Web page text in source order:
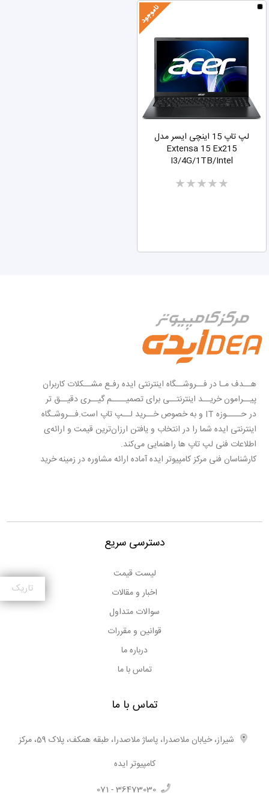
لوازم جانبی لپ تاپ
لپ تاپ 15 اینچی ایسر مدل
Extensa 15 Ex215
I3/4G/1TB/Intel
Two
هــدف مـا در فــروشــگاه اینترنتی ایده رفـع مشــکلات کاربران
پیــرامون خریــد اینترنتــی برای تصمیــــم گیــری دقیــق تر
در حــــوزه IT و به خصوص خــرید لــپ تاپ است.فــروشـگاه
اینترنتی ایده شما را در انتخاب و یافتن ارزان‌ترین قیمت و ارائه‌ی
اطلاعات فنی لپ تاپ ها راهنمایی می‌کند.
کارشناسان فنی مرکز کامپیوتر ایده آماده ارائه مشاوره در زمینه خرید
تخصصی بررسی می‌شوند تا شما کاربران بتوانید با اطلاعات دقیق‌تر
توانید با دنبال کردن پیج اینستاگرام مرکز کامپیوتر ایده به آدرس
روزترین محصولات در حوزه IT را مشاهده و از اطلاعات دقیق و
بخش محصولات فروشگاه اینترنتی ایده مرجعی برای اطلاع از
قیمت روز لپ تاپ ، مقایسه مشخصات فنی و بحث و تبادل‌ نظر در
دسترسی سریع
لیست قیمت
اخبار و مقالات
سوالات متداول
قوانین و مقررات
درباره ما
تماس با ما
تماس با ما
شیراز، خیابان ملاصدرا، پاساژ ملاصدرا، طبقه همکف، پلاک 59، مرکز
کامپیوتر ایده
071 - 36473030
تاریک